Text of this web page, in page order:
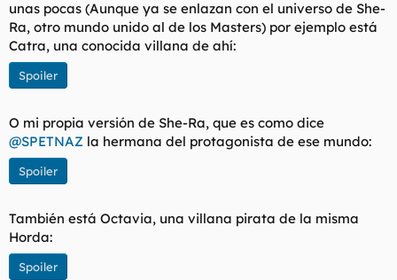
unas pocas (Aunque ya se enlazan con el universo de She-
Ra, otro mundo unido al de los Masters) por ejemplo está
Catra, una conocida villana de ahí:
Spoiler
O mi propia versión de She-Ra, que es como dice
@SPETNAZ la hermana del protagonista de ese mundo:
Spoiler
También está Octavia, una villana pirata de la misma
Horda:
Spoiler